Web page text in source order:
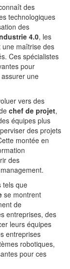
des
technologiques
des
4.0, les
une maîtrise des
Ces spécialistes
pour
une
vers des
chef de projet,
équipes plus
des projets
montée en
des
tels que
se montrent
de
entreprises, des
leurs équipes
entreprises
robotiques,
pour ces